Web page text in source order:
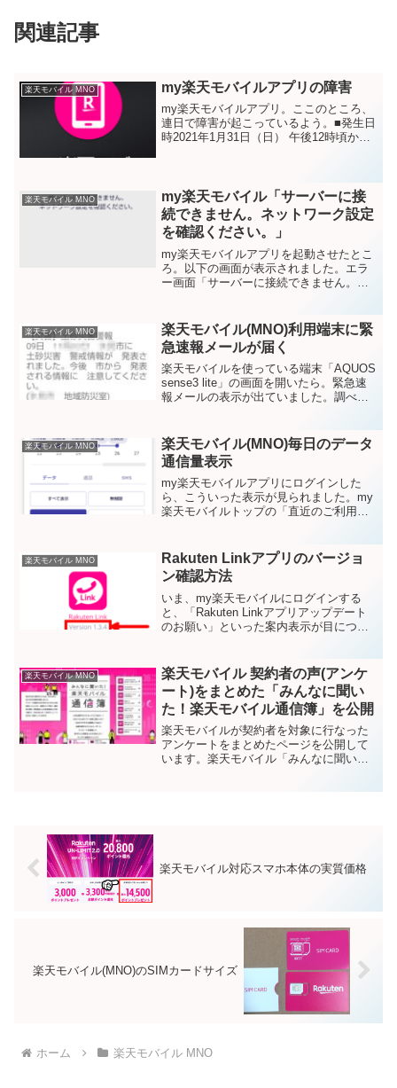
関連記事
楽天モバイル MNO my楽天モバイルアプリの障害
my楽天モバイルアプリ。ここのところ、
連日で障害が起こっているよう。■発生日
時2021年1月31日（日） 午後12時頃から2
楽天モバイル MNO
my楽天モバイル「サーバーに接
続できません。ネットワーク設定
を確認ください。」
my楽天モバイルアプリを起動させたとこ
ろ。以下の画面が表示されました。エラ
ー画面「サーバーに接続できません。ネ
うな。ネットでちょこっと調べてみまし
たが、／電波圏外＼とか...
楽天モバイル MNO
楽天モバイル(MNO)利用端末に緊
急速報メールが届く
楽天モバイルを使っている端末「AQUOS
sense3 lite」の画面を開いたら。緊急速
報メールの表示が出ていました。調べて
で届くようになっていたってことではな
いかと...
楽天モバイル MNO
楽天モバイル(MNO)毎日のデータ
通信量表示
my楽天モバイルアプリにログインした
ら、こういった表示が見られました。my
楽天モバイルトップの「直近のご利用内
子。表示スタートは、2020年6月27日か
らってことになる...
楽天モバイル MNO
Rakuten Linkアプリのバージョ
ン確認方法
いま、my楽天モバイルにログインする
と、「Rakuten Linkアプリアップデート
のお願い」といった案内表示が目につき
す。バージョンの確認方法について
も、...
楽天モバイル MNO
楽天モバイル 契約者の声(アンケ
ート)をまとめた「みんなに聞い
た！楽天モバイル通信簿」を公開
楽天モバイルが契約者を対象に行なった
アンケートをまとめたページを公開して
います。楽天モバイル「みんなに聞い
楽天モバイル対応スマホ本体の実質価格
楽天モバイル(MNO)のSIMカードサイズ
ホーム 楽天モバイル MNO